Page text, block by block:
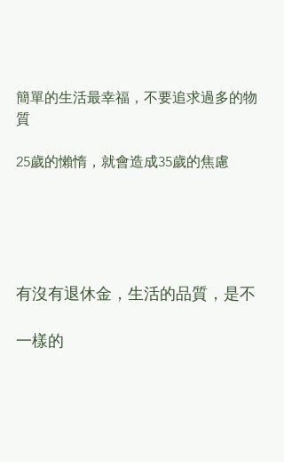
簡單的生活最幸福，不要追求過多的物
質
25歲的懶惰，就會造成35歲的焦慮
有沒有退休金，生活的品質，是不
一樣的